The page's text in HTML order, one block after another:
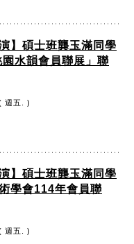
】碩士班龔玉滿同學
園水韻會員聯展」聯
週五. )
】碩士班龔玉滿同學
術學會114年會員聯
週五. )